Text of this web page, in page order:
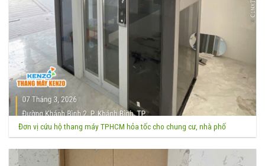
Đơn vị cứu hộ thang máy TPHCM hỏa tốc cho chung cư, nhà phố